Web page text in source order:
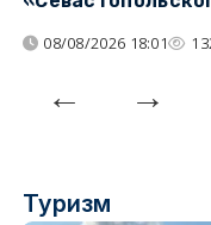
08/08/2026 18:01
Туризм